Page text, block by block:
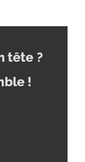
tête ?
!